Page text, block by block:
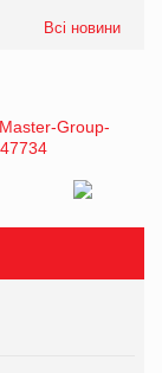
Всі новини